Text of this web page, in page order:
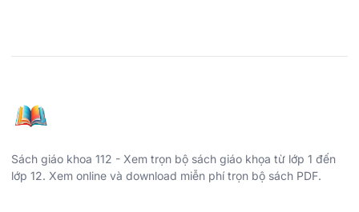
Sách giáo khoa 112 - Xem trọn bộ sách giáo khọa từ lớp 1 đến
lớp 12. Xem online và download miễn phí trọn bộ sách PDF.